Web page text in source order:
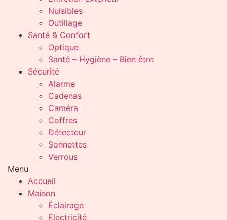
Nuisibles
Outillage
Santé & Confort
Optique
Santé – Hygiène – Bien être
Sécurité
Alarme
Cadenas
Caméra
Coffres
Détecteur
Sonnettes
Verrous
Menu
Accueil
Maison
Éclairage
Electricité